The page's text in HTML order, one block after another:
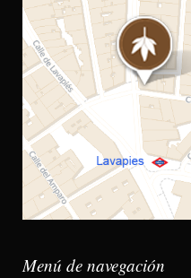
Menú de navegación